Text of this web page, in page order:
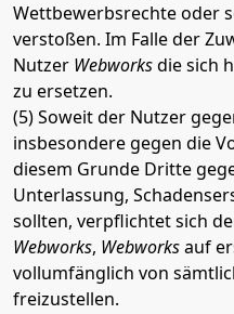
Wettbewerbsrechte oder
verstoßen. Im Falle der
Nutzer Webworksdie sich
zu ersetzen.
(5) Soweit der Nutzer
insbesondere gegen die
diesem Grunde Dritte
Unterlassung,
sollten, verpflichtet sich
Webworks, Webworksauf
vollumfänglich von
freizustellen.